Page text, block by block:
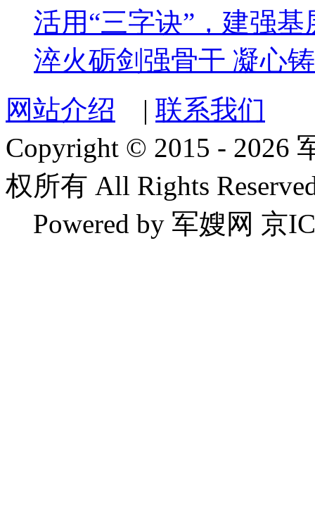
活用“三字诀”，建强基
淬火砺剑强骨干 凝心
网站介绍 | 联系我们
Copyright © 2015 - 2026
权所有 All Rights
Powered by 军嫂网 京